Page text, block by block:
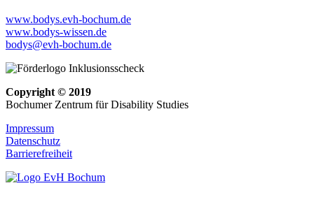
www.bodys.evh-bochum.de
www.bodys-wissen.de
bodys@evh-bochum.de
Copyright © 2019
Bochumer Zentrum für Disability Studies
Impressum
Datenschutz
Barrierefreiheit